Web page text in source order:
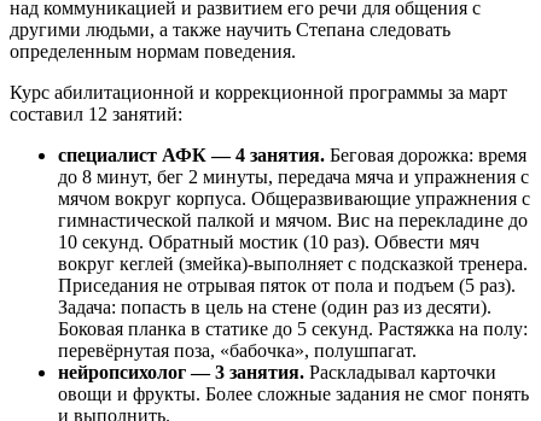
над коммуникацией и развитием его речи для общения с
другими людьми, а также научить Степана следовать
определенным нормам поведения.
Курс абилитационной и коррекционной программы за март
составил 12 занятий:
специалист АФК — 4 занятия. Беговая дорожка: время
до 8 минут, бег 2 минуты, передача мяча и упражнения с
мячом вокруг корпуса. Общеразвивающие упражнения с
гимнастической палкой и мячом. Вис на перекладине до
10 секунд. Обратный мостик (10 раз). Обвести мяч
вокруг кеглей (змейка)-выполняет с подсказкой тренера.
Приседания не отрывая пяток от пола и подъем (5 раз).
Задача: попасть в цель на стене (один раз из десяти).
Боковая планка в статике до 5 секунд. Растяжка на полу:
перевёрнутая поза, «бабочка», полушпагат.
нейропсихолог — 3 занятия. Раскладывал карточки
овощи и фрукты. Более сложные задания не смог понять
и выполнить.